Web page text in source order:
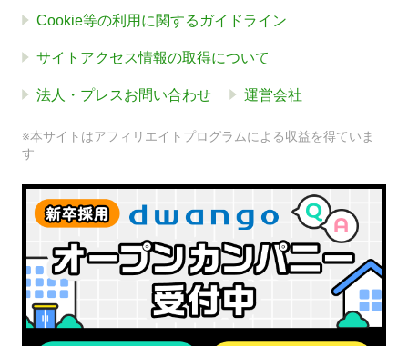
Cookie等の利用に関するガイドライン
サイトアクセス情報の取得について
法人・プレスお問い合わせ 運営会社
※本サイトはアフィリエイトプログラムによる収益を得ていま
す